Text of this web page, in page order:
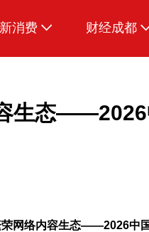
新消费 财经成都
生态
荣网络内容生态——2026中